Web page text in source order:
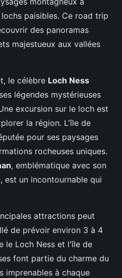
paisibles. Ce road trip
des panoramas
majestueux aux vallées
le célèbre Loch Ness
légendes mystérieuses
excursion sur le loch est
la région. L'île de
pour ses paysages
rocheuses uniques.
, emblématique avec son
est un incontournable qui
attractions peut
de prévoir environ 3 à 4
le Loch Ness et l'île de
font partie du charme du
imprenables à chaque